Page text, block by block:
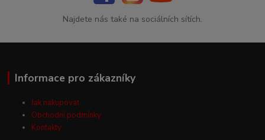
Najdete nás také na sociálních sítích.
Informace pro zákazníky
Jak nakupovat
Obchodní podmínky
Kontakty